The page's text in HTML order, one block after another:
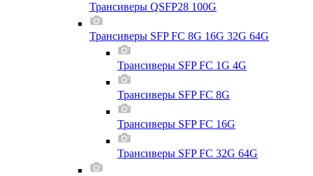
Трансиверы QSFP28 100G
Трансиверы SFP FC 8G 16G 32G 64G
Трансиверы SFP FC 1G 4G
Трансиверы SFP FC 8G
Трансиверы SFP FC 16G
Трансиверы SFP FC 32G 64G